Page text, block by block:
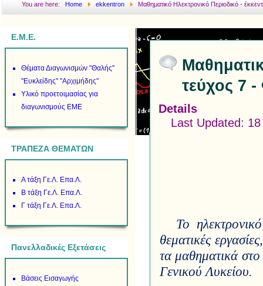
You are here:Home ekkentron Μαθηματικό Ηλεκτρονικό Περιοδικό -
Ε.Μ.Ε.
Θέματα Διαγωνισμών "Θαλής"
"Ευκλείδης" "Αρχιμήδης"
Υλικό προετοιμασίας για
διαγωνισμούς ΕΜΕ
ΤΡΑΠΕΖΑ ΘΕΜΑΤΩΝ
Α τάξη Γε.Λ. Επα.Λ.
Β τάξη Γε.Λ. Επα.Λ.
Γ τάξη Γε.Λ. Επα.Λ.
Πανελλαδικές Εξετάσεις
Βάσεις Εισαγωγής
τεύχος 7
Details
Last Updated:
Το
θεματικές
τα μαθηματικά
Γενικού Λυκείου.